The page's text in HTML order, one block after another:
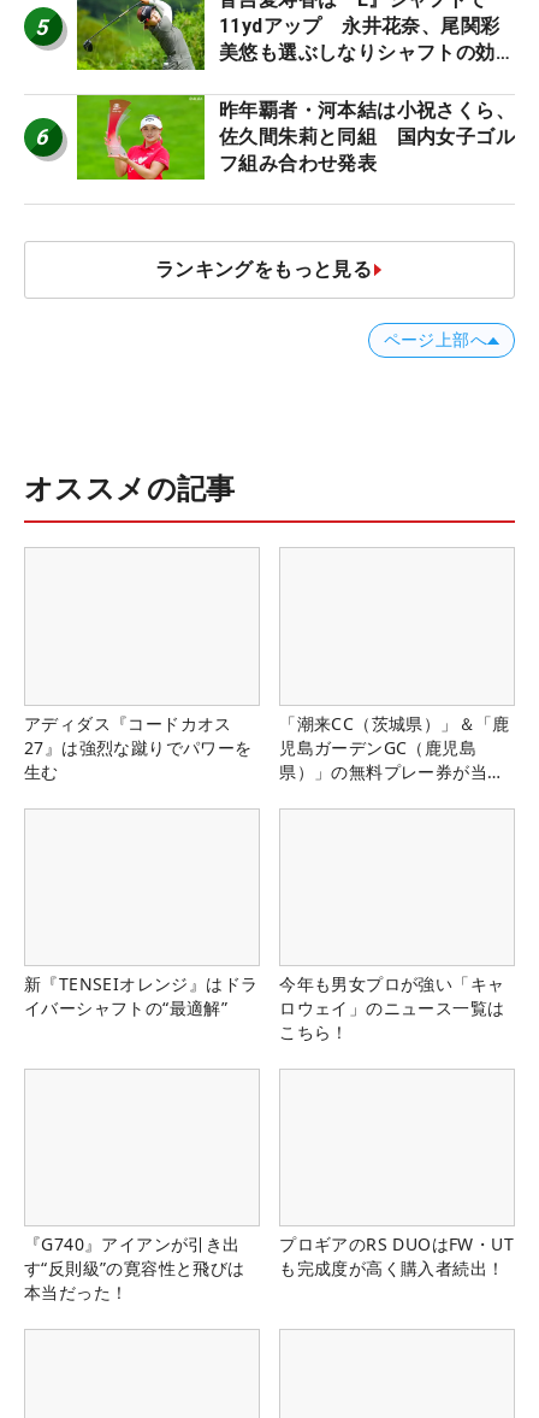
5
11ydアップ 永井花奈、尾関彩
美悠も選ぶしなりシャフトの効果
ア”】
6
昨年覇者・河本結は小祝さくら、
佐久間朱莉と同組 国内女子ゴル
フ組み合わせ発表
ランキングをもっと見る
ページ上部へ
オススメの記事
アディダス『コードカオス
27』は強烈な蹴りでパワーを
生む
「潮来CC（茨城県）」＆「鹿
児島ガーデンGC（鹿児島
県）」の無料プレー券が当た
新『TENSEIオレンジ』はドラ
イバーシャフトの“最適解”
今年も男女プロが強い「キャ
ロウェイ」のニュース一覧は
こちら！
『G740』アイアンが引き出
す“反則級”の寛容性と飛びは
本当だった！
プロギアのRS DUOはFW・UT
も完成度が高く購入者続出！